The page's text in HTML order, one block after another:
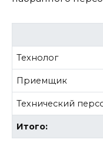
Технолог
Приемщик
Технический
Итого: